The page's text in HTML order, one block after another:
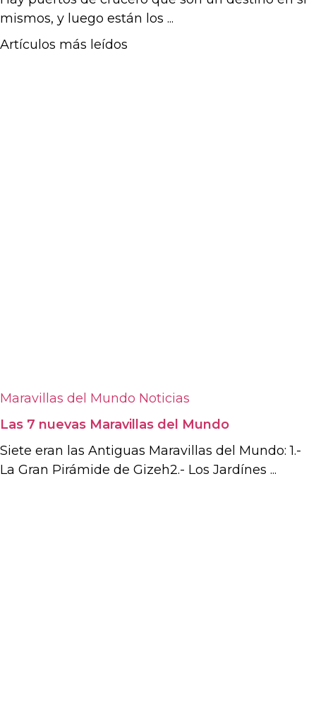
mismos, y luego están los ...
Artículos más leídos
Maravillas del Mundo Noticias
Las 7 nuevas Maravillas del Mundo
Siete eran las Antiguas Maravillas del Mundo: 1.-
La Gran Pirámide de Gizeh2.- Los Jardínes ...